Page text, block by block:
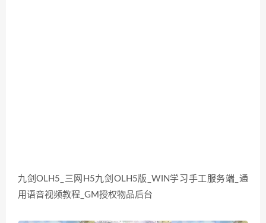
九剑OLH5_三网H5九剑OLH5版_WIN学习手工服务端_通
用语音视频教程_GM授权物品后台